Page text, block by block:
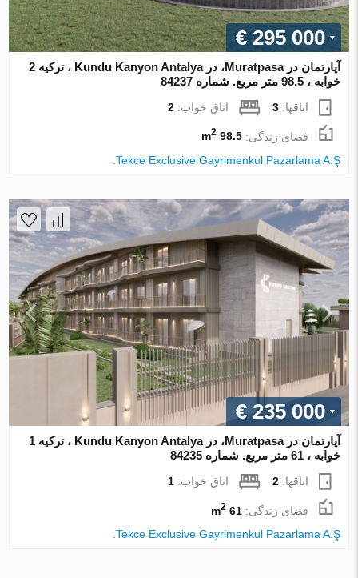
€ 295 000
آپارتمان در Muratpasa، در Kundu Kanyon Antalya ، ترکیه 2
خوابه ، 98.5 متر مربع. شماره 84237
اتاقها:3 اتاق خواب:2
فضای زندگی:98.5 m
2
Tekce Exclusive Gayrimenkul Pazarlama A.Ş.
€ 235 000
آپارتمان در Muratpasa، در Kundu Kanyon Antalya ، ترکیه 1
خوابه ، 61 متر مربع. شماره 84235
اتاقها:2 اتاق خواب:1
فضای زندگی:61 m
2
Tekce Exclusive Gayrimenkul Pazarlama A.Ş.